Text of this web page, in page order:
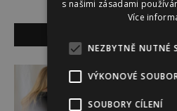
Zpěvačka
s našimi zásadami
Více
NEZBYTNĚ NUTNÉ
VÝKONOVÉ
SOUBORY CÍLENÍ